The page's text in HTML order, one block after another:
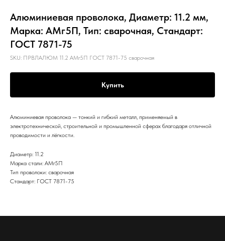
Алюминиевая проволока, Диаметр: 11.2 мм,
Марка: АМг5П, Тип: сварочная, Стандарт:
ГОСТ 7871-75
SKU: ПРВЛАЛЮМ 11.2 АМг5П ГОСТ 7871-75 сварочная
Купить
Алюминиевая проволока — тонкий и гибкий металл, применяемый в
электротехнической, строительной и промышленной сферах благодаря отличной
проводимости и лёгкости.
Диаметр: 11.2
Марка стали: АМг5П
Тип проволоки: сварочная
Стандарт: ГОСТ 7871-75